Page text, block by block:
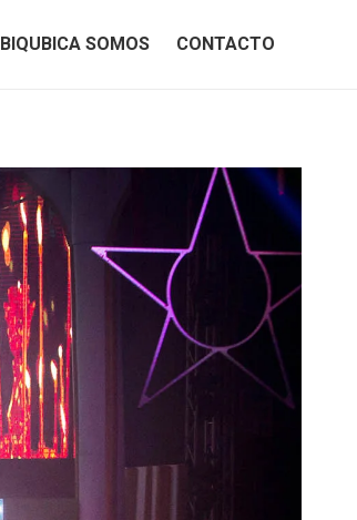
BIQUBICA SOMOS CONTACTO
BIQUBICA SOMOS CONTACTO